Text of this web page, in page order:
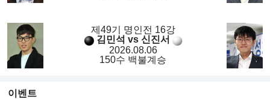
제49기 명인전 16강
김민석 vs 신진서
2026.08.06
150수 백불계승
이벤트